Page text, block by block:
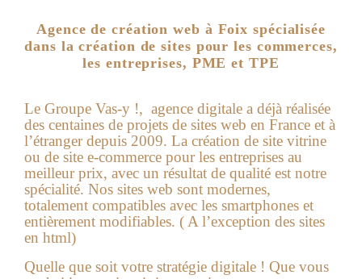
Agence de création web à Foix spécialisée
dans la création de sites pour les commerces,
les entreprises, PME et TPE
Le Groupe Vas-y !, agence digitale a déjà réalisée
des centaines de projets de sites web en France et à
l’étranger depuis 2009. La création de site vitrine
ou de site e-commerce pour les entreprises au
meilleur prix, avec un résultat de qualité est notre
spécialité. Nos sites web sont modernes,
totalement compatibles avec les smartphones et
entièrement modifiables. ( A l’exception des sites
en html)
Quelle que soit votre stratégie digitale ! Que vous